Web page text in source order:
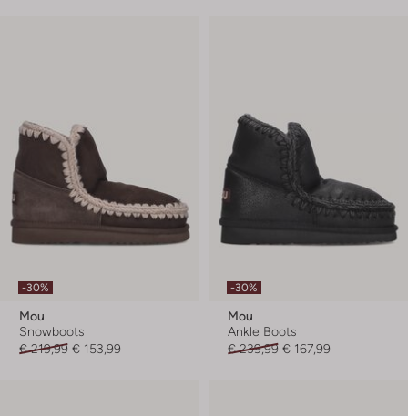
-30%
Mou
Snowboots
€ 219,99 € 153,99
-30%
Mou
Ankle Boots
€ 239,99 € 167,99